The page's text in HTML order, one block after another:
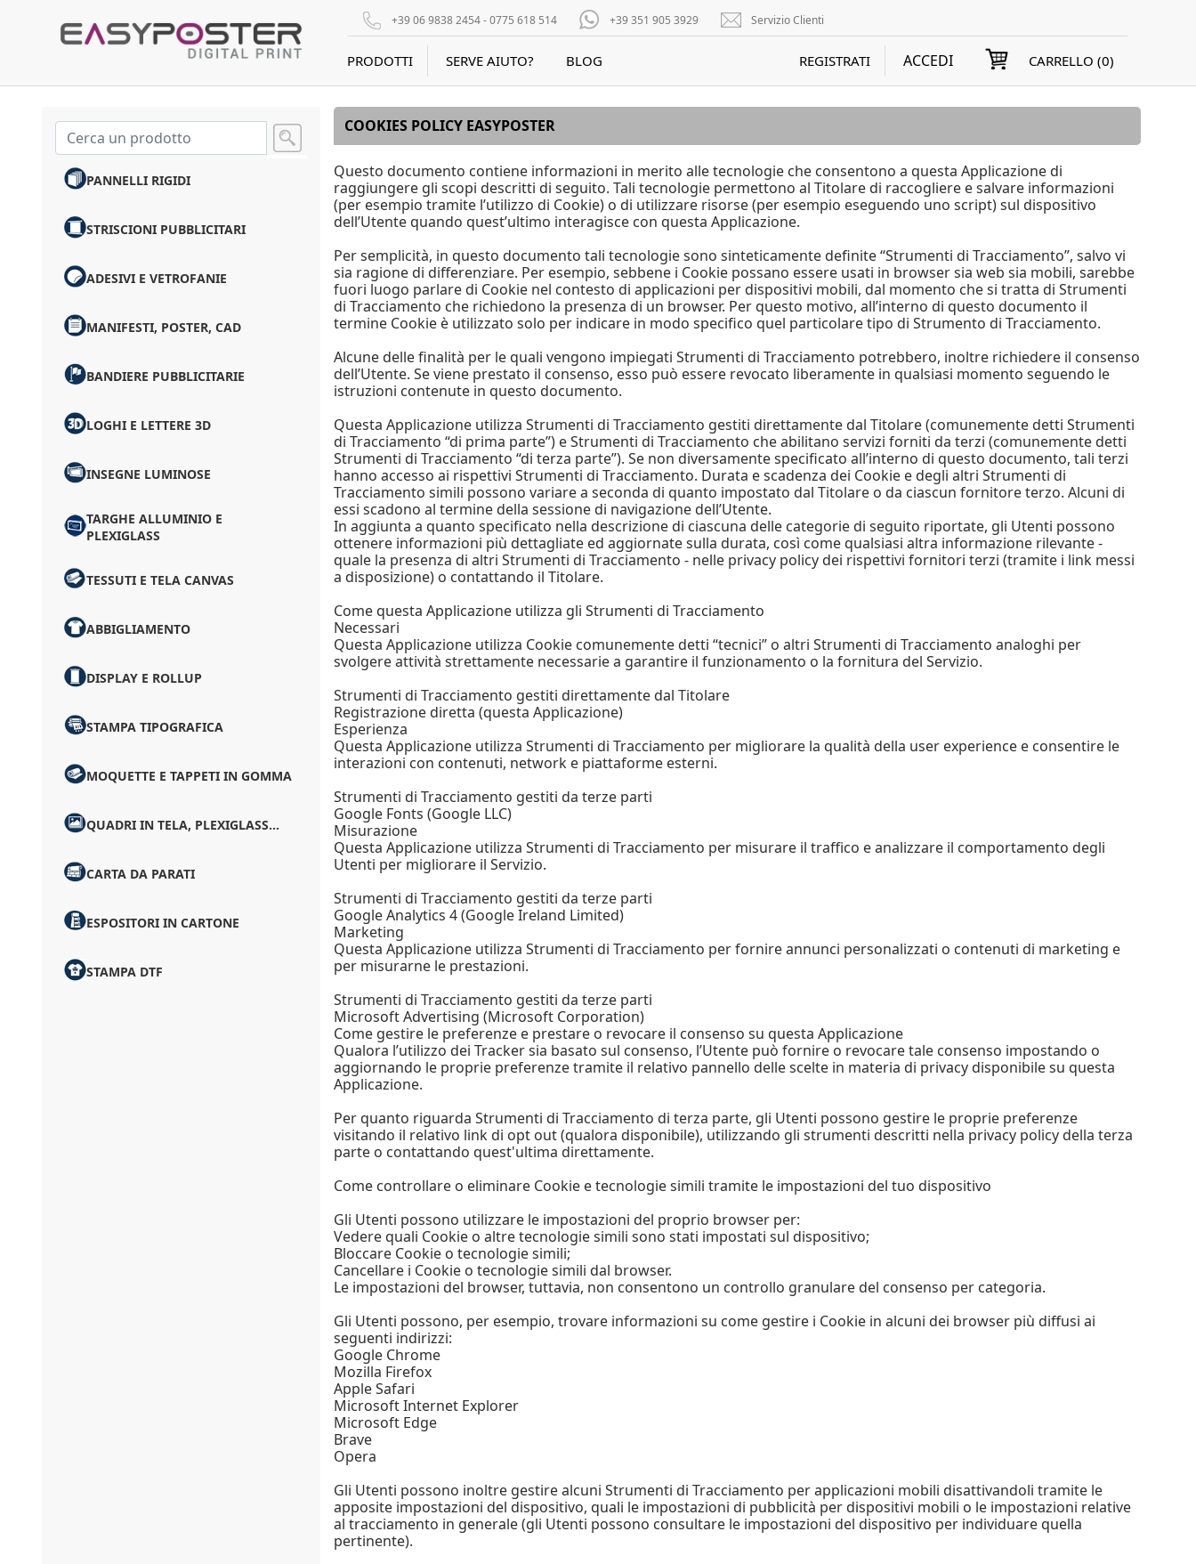
+39 06 9838 2454 - 0775 618 514 +39 351 905 3929 Servizio Clienti
PRODOTTI SERVE AIUTO? BLOG REGISTRATI ACCEDI CARRELLO (0)
PANNELLI RIGIDI
STRISCIONI PUBBLICITARI
ADESIVI E VETROFANIE
MANIFESTI, POSTER, CAD
BANDIERE PUBBLICITARIE
LOGHI E LETTERE 3D
INSEGNE LUMINOSE
TARGHE ALLUMINIO E
PLEXIGLASS
TESSUTI E TELA CANVAS
ABBIGLIAMENTO
DISPLAY E ROLLUP
STAMPA TIPOGRAFICA
MOQUETTE E TAPPETI IN GOMMA
QUADRI IN TELA, PLEXIGLASS...
CARTA DA PARATI
ESPOSITORI IN CARTONE
STAMPA DTF
COOKIES POLICY EASYPOSTER
Questo documento contiene informazioni in merito alle tecnologie che consentono a questa Applicazione di
raggiungere gli scopi descritti di seguito. Tali tecnologie permettono al Titolare di raccogliere e salvare informazioni
(per esempio tramite l’utilizzo di Cookie) o di utilizzare risorse (per esempio eseguendo uno script) sul dispositivo
dell’Utente quando quest’ultimo interagisce con questa Applicazione.
Per semplicità, in questo documento tali tecnologie sono sinteticamente definite “Strumenti di Tracciamento”, salvo vi
sia ragione di differenziare. Per esempio, sebbene i Cookie possano essere usati in browser sia web sia mobili, sarebbe
fuori luogo parlare di Cookie nel contesto di applicazioni per dispositivi mobili, dal momento che si tratta di Strumenti
di Tracciamento che richiedono la presenza di un browser. Per questo motivo, all’interno di questo documento il
termine Cookie è utilizzato solo per indicare in modo specifico quel particolare tipo di Strumento di Tracciamento.
Alcune delle finalità per le quali vengono impiegati Strumenti di Tracciamento potrebbero, inoltre richiedere il consenso
dell’Utente. Se viene prestato il consenso, esso può essere revocato liberamente in qualsiasi momento seguendo le
istruzioni contenute in questo documento.
Questa Applicazione utilizza Strumenti di Tracciamento gestiti direttamente dal Titolare (comunemente detti Strumenti
di Tracciamento “di prima parte”) e Strumenti di Tracciamento che abilitano servizi forniti da terzi (comunemente detti
Strumenti di Tracciamento “di terza parte”). Se non diversamente specificato all’interno di questo documento, tali terzi
hanno accesso ai rispettivi Strumenti di Tracciamento. Durata e scadenza dei Cookie e degli altri Strumenti di
Tracciamento simili possono variare a seconda di quanto impostato dal Titolare o da ciascun fornitore terzo. Alcuni di
essi scadono al termine della sessione di navigazione dell’Utente.
In aggiunta a quanto specificato nella descrizione di ciascuna delle categorie di seguito riportate, gli Utenti possono
ottenere informazioni più dettagliate ed aggiornate sulla durata, così come qualsiasi altra informazione rilevante -
quale la presenza di altri Strumenti di Tracciamento - nelle privacy policy dei rispettivi fornitori terzi (tramite i link messi
a disposizione) o contattando il Titolare.
Come questa Applicazione utilizza gli Strumenti di Tracciamento
Necessari
Questa Applicazione utilizza Cookie comunemente detti “tecnici” o altri Strumenti di Tracciamento analoghi per
svolgere attività strettamente necessarie a garantire il funzionamento o la fornitura del Servizio.
Strumenti di Tracciamento gestiti direttamente dal Titolare
Registrazione diretta (questa Applicazione)
Esperienza
Questa Applicazione utilizza Strumenti di Tracciamento per migliorare la qualità della user experience e consentire le
interazioni con contenuti, network e piattaforme esterni.
Strumenti di Tracciamento gestiti da terze parti
Google Fonts (Google LLC)
Misurazione
Questa Applicazione utilizza Strumenti di Tracciamento per misurare il traffico e analizzare il comportamento degli
Utenti per migliorare il Servizio.
Strumenti di Tracciamento gestiti da terze parti
Google Analytics 4 (Google Ireland Limited)
Marketing
Questa Applicazione utilizza Strumenti di Tracciamento per fornire annunci personalizzati o contenuti di marketing e
per misurarne le prestazioni.
Strumenti di Tracciamento gestiti da terze parti
Microsoft Advertising (Microsoft Corporation)
Come gestire le preferenze e prestare o revocare il consenso su questa Applicazione
Qualora l’utilizzo dei Tracker sia basato sul consenso, l’Utente può fornire o revocare tale consenso impostando o
aggiornando le proprie preferenze tramite il relativo pannello delle scelte in materia di privacy disponibile su questa
Applicazione.
Per quanto riguarda Strumenti di Tracciamento di terza parte, gli Utenti possono gestire le proprie preferenze
visitando il relativo link di opt out (qualora disponibile), utilizzando gli strumenti descritti nella privacy policy della terza
parte o contattando quest'ultima direttamente.
Come controllare o eliminare Cookie e tecnologie simili tramite le impostazioni del tuo dispositivo
Gli Utenti possono utilizzare le impostazioni del proprio browser per:
Vedere quali Cookie o altre tecnologie simili sono stati impostati sul dispositivo;
Bloccare Cookie o tecnologie simili;
Cancellare i Cookie o tecnologie simili dal browser.
Le impostazioni del browser, tuttavia, non consentono un controllo granulare del consenso per categoria.
Gli Utenti possono, per esempio, trovare informazioni su come gestire i Cookie in alcuni dei browser più diffusi ai
seguenti indirizzi:
Google Chrome
Mozilla Firefox
Apple Safari
Microsoft Internet Explorer
Microsoft Edge
Brave
Opera
Gli Utenti possono inoltre gestire alcuni Strumenti di Tracciamento per applicazioni mobili disattivandoli tramite le
apposite impostazioni del dispositivo, quali le impostazioni di pubblicità per dispositivi mobili o le impostazioni relative
al tracciamento in generale (gli Utenti possono consultare le impostazioni del dispositivo per individuare quella
pertinente).